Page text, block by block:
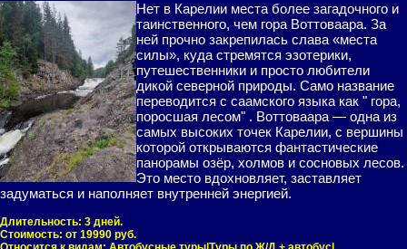
Нет в Карелии места более загадочного и
таинственного, чем гора Воттоваара. За
ней прочно закрепилась слава «места
силы», куда стремятся эзотерики,
путешественники и просто любители
дикой северной природы. Само название
переводится с саамского языка как " гора,
поросшая лесом" . Воттоваара — одна из
самых высоких точек Карелии, с вершины
которой открываются фантастические
панорамы озёр, холмов и сосновых лесов.
Это место вдохновляет, заставляет
задуматься и наполняет внутренней энергией.
Длительность: 3 дней.
Стоимость: от 19990 руб.